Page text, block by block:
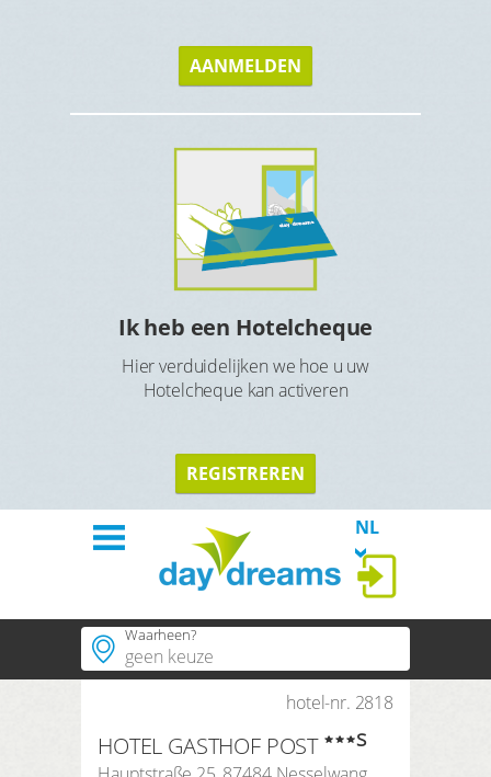
AANMELDEN
Ik heb een Hotelcheque
Hier verduidelijken we hoe u uw
Hotelcheque kan activeren
REGISTREREN
NL
Welkom
Thema´s
Waarheen?
Populaire regios
hotel-nr. 2818
HOTEL GASTHOF POST s